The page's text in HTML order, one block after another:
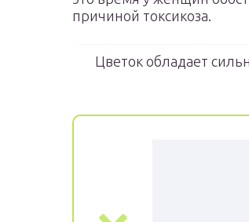
причиной токсикоза.
Цветок обладает